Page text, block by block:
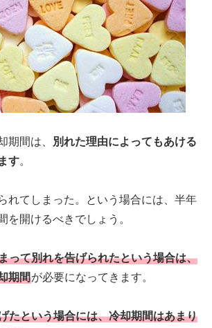
期間は、
別れた理由によってもあける
す。
れてしまった。という場合には、半年
を開けるべきでしょう。
って別れを告げられたという場合は、
期間が必要になってきます。
たという場合には、冷却期間はあまり